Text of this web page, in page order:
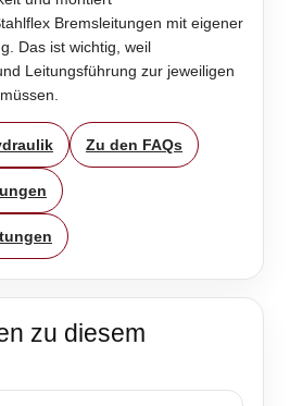
Bremsleitungen mit eigener
Das ist wichtig, weil
Leitungsführung zur jeweiligen
Zu den FAQs
zu diesem